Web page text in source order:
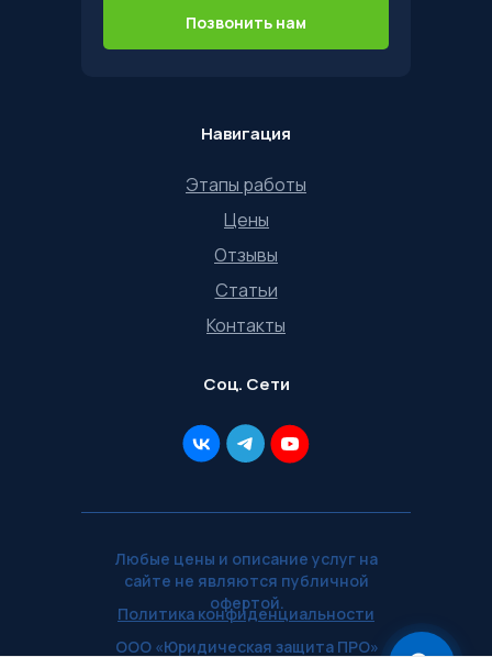
Отзывы
Контакты
Цены
Статьи
Навигация
Этапы работы
Политика конфиденциальности
ООО «Юридическая защита ПРО»
Соц. Сети
Позвонить нам
Любые цены и описание услуг на
сайте не являются публичной
офертой.